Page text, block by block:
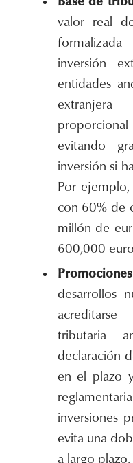
Base de
valor real
inversión
entidades
evitando
inversión si
Por ejemplo,
con 60% de
millón de
600,000
desarrollos
tributaria
declaración
en el plazo
inversiones
evita una
a largo plazo.